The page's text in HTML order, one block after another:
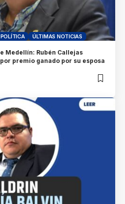
POLÍTICA ÚLTIMAS NOTICIAS
Medellín: Rubén Callejas
premio ganado por su esposa